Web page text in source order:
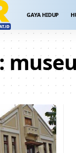
GAYA HIDUP